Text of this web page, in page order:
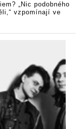
„Nic podobného
vzpomínají ve